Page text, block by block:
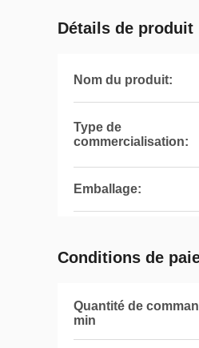
Détails de produit
Nom du produit:
Type de
commercialisation:
Emballage:
Conditions de
Quantité de
min